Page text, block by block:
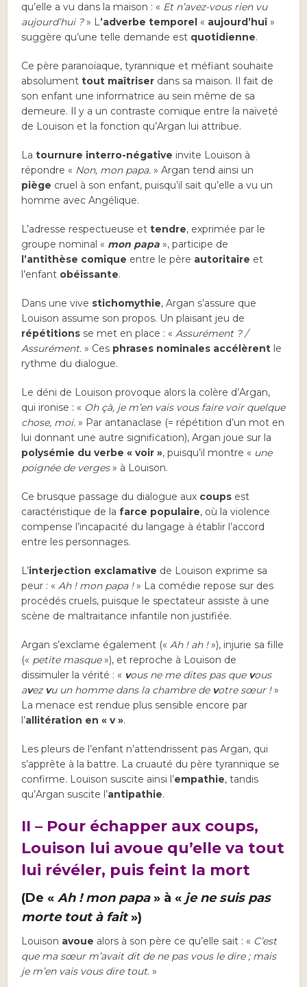
qu’elle a vu dans la maison : « Et n’avez-vous rien vu
aujourd’hui ?» L’adverbe temporel « aujourd’hui »
suggère qu’une telle demande est quotidienne.
Ce père paranoïaque, tyrannique et méfiant souhaite
absolumenttout maîtriser dans sa maison. Il fait de
son enfant une informatrice au sein même de sa
demeure. Il y a un contraste comique entre la naïveté
de Louison et la fonction qu’Argan lui attribue.
Latournure interro-négative invite Louison à
répondre « Non, mon papa. » Argan tend ainsi un
piège cruel à son enfant, puisqu’il sait qu’elle a vu un
homme avec Angélique.
L’adresse respectueuse ettendre, exprimée par le
groupe nominal « mon papa », participe de
l’antithèse comique entre le père autoritaire et
l’enfant obéissante.
Dans une vive stichomythie, Argan s’assure que
Louison assume son propos. Un plaisant jeu de
répétitions se met en place : «Assurément ? /
Assurément. » Ces phrases nominales accélèrent le
rythme du dialogue.
Le déni de Louison provoque alors la colère d’Argan,
qui ironise : « Oh çà, je m’en vais vous faire voir quelque
chose, moi. » Par antanaclase (= répétition d’un mot en
lui donnant une autre signification), Argan joue sur la
polysémie du verbe « voir », puisqu’il montre « une
poignée de verges» à Louison.
Ce brusque passage du dialogue aux coups est
caractéristique de lafarce populaire, où la violence
compense l’incapacité du langage à établir l’accord
entre les personnages.
L’interjection exclamative de Louison exprime sa
peur : « Ah ! mon papa !» La comédie repose sur des
procédés cruels, puisque le spectateur assiste à une
scène de maltraitance infantile non justifiée.
Argan s’exclame également («Ah ! ah !»), injurie sa fille
(« petite masque»), et reproche à Louison de
dissimuler la vérité : « vous ne me dites pas que vous
avez vu un homme dans la chambre de votre sœur !»
La menace est rendue plus sensible encore par
l’allitération en « v ».
Les pleurs de l’enfant n’attendrissent pas Argan, qui
s’apprête à la battre. La cruauté du père tyrannique se
confirme. Louison suscite ainsi l’empathie, tandis
qu’Argan suscite l’antipathie.
II – Pour échapper aux coups,
Louison lui avoue qu’elle va tout
lui révéler, puis feint la mort
(De «Ah ! mon papa» à « je ne suis pas
morte tout à fait»)
Louison avoue alors à son père ce qu’elle sait : « C’est
que ma sœur m’avait dit de ne pas vous le dire ; mais
je m’en vais vous dire tout. »